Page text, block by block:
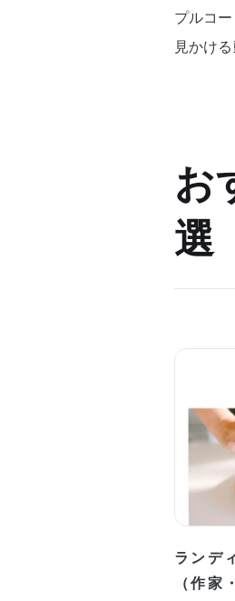
プルコ
見かけ
お
選
ランデ
（作家